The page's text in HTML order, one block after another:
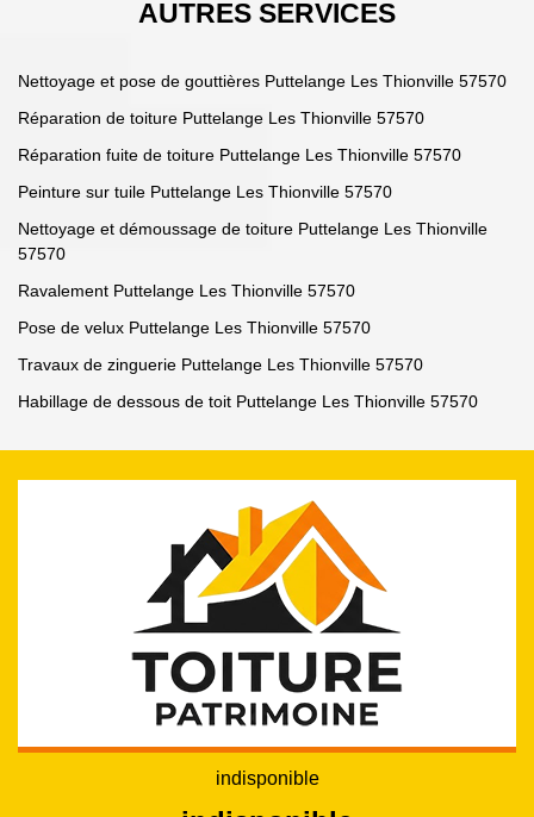
AUTRES SERVICES
Nettoyage et pose de gouttières Puttelange Les Thionville 57570
Réparation de toiture Puttelange Les Thionville 57570
Réparation fuite de toiture Puttelange Les Thionville 57570
Peinture sur tuile Puttelange Les Thionville 57570
Nettoyage et démoussage de toiture Puttelange Les Thionville
57570
Ravalement Puttelange Les Thionville 57570
Pose de velux Puttelange Les Thionville 57570
Travaux de zinguerie Puttelange Les Thionville 57570
Habillage de dessous de toit Puttelange Les Thionville 57570
indisponible